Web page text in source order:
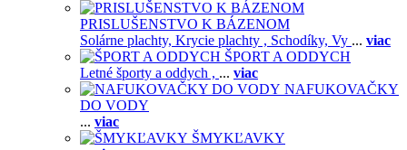
PRISLUŠENSTVO K BÁZENOM
Solárne plachty, Krycie plachty , Schodíky, Vy ... viac
ŠPORT A ODDYCH
Letné športy a oddych , ... viac
NAFUKOVAČKY
DO VODY
... viac
ŠMYKĽAVKY